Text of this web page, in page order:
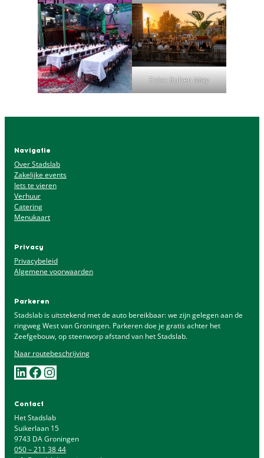
Foto: Ruben May
Navigatie
Over Stadslab
Zakelijke events
Iets te vieren
Verhuur
Catering
Menukaart
Privacy
Privacybeleid
Algemene voorwaarden
Parkeren
Stadslab is uitstekend met de auto bereikbaar: we zijn gelegen aan de
ringweg West van Groningen. Parkeren doe je gratis achter het
Zeefgebouw, op steenworp afstand van het Stadslab.
Naar routebeschrijving
LinkedIn Facebook Instagram
Contact
Het Stadslab
Suikerlaan 15
9743 DA Groningen
050 – 211 38 44